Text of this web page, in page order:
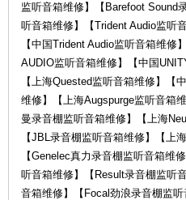
监听音箱维修】【Barefoot Sound
听音箱维修】【Trident Audio监听
【中国Trident Audio监听音箱维
AUDIO监听音箱维修】【中国
【上海Quested监听音箱维修】【
维修】【上海Augspurge监听音箱
曼录音棚监听音箱维修】【上海
【JBL录音棚监听音箱维修】【上
【Genelec真力录音棚监听音箱维
听音箱维修】【Result录音棚监听
音箱维修】【Focal劲浪录音棚监